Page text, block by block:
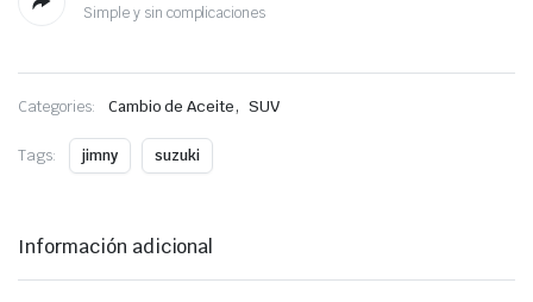
Simple y sin complicaciones
Categories: Cambio de Aceite, SUV
Tags: jimny suzuki
Información adicional